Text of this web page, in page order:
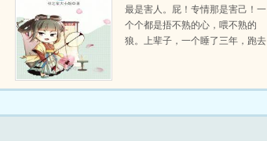
最是害人。屁！专情那是害己！一
个个都是捂不熟的心，喂不熟的
狼。上辈子，一个睡了三年，跑去
成亲得，我一个活了两辈子的瓶子